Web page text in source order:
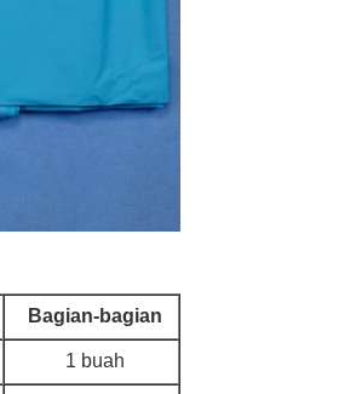
Bagian-bagian
1 buah